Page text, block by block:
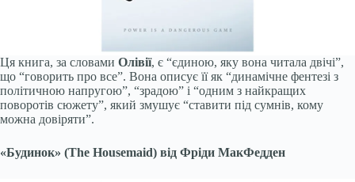
Ця книга, за словами Олівії, є “єдиною, яку вона читала двічі”,
що “говорить про все”. Вона описує її як “динамічне фентезі з
політичною напругою”, “зрадою” і “одним з найкращих
поворотів сюжету”, який змушує “ставити під сумнів, кому
можна довіряти”.
«Будинок» (The Housemaid) від Фріди МакФедден